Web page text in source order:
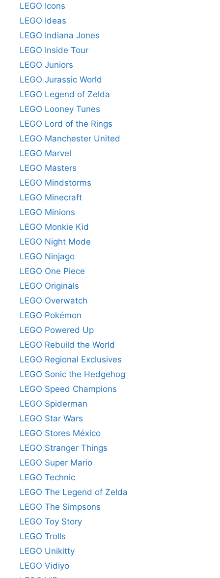
LEGO Icons
LEGO Ideas
LEGO Indiana Jones
LEGO Inside Tour
LEGO Juniors
LEGO Jurassic World
LEGO Legend of Zelda
LEGO Looney Tunes
LEGO Lord of the Rings
LEGO Manchester United
LEGO Marvel
LEGO Masters
LEGO Mindstorms
LEGO Minecraft
LEGO Minions
LEGO Monkie Kid
LEGO Night Mode
LEGO Ninjago
LEGO One Piece
LEGO Originals
LEGO Overwatch
LEGO Pokémon
LEGO Powered Up
LEGO Rebuild the World
LEGO Regional Exclusives
LEGO Sonic the Hedgehog
LEGO Speed Champions
LEGO Spiderman
LEGO Star Wars
LEGO Stores México
LEGO Stranger Things
LEGO Super Mario
LEGO Technic
LEGO The Legend of Zelda
LEGO The Simpsons
LEGO Toy Story
LEGO Trolls
LEGO Unikitty
LEGO Vidiyo